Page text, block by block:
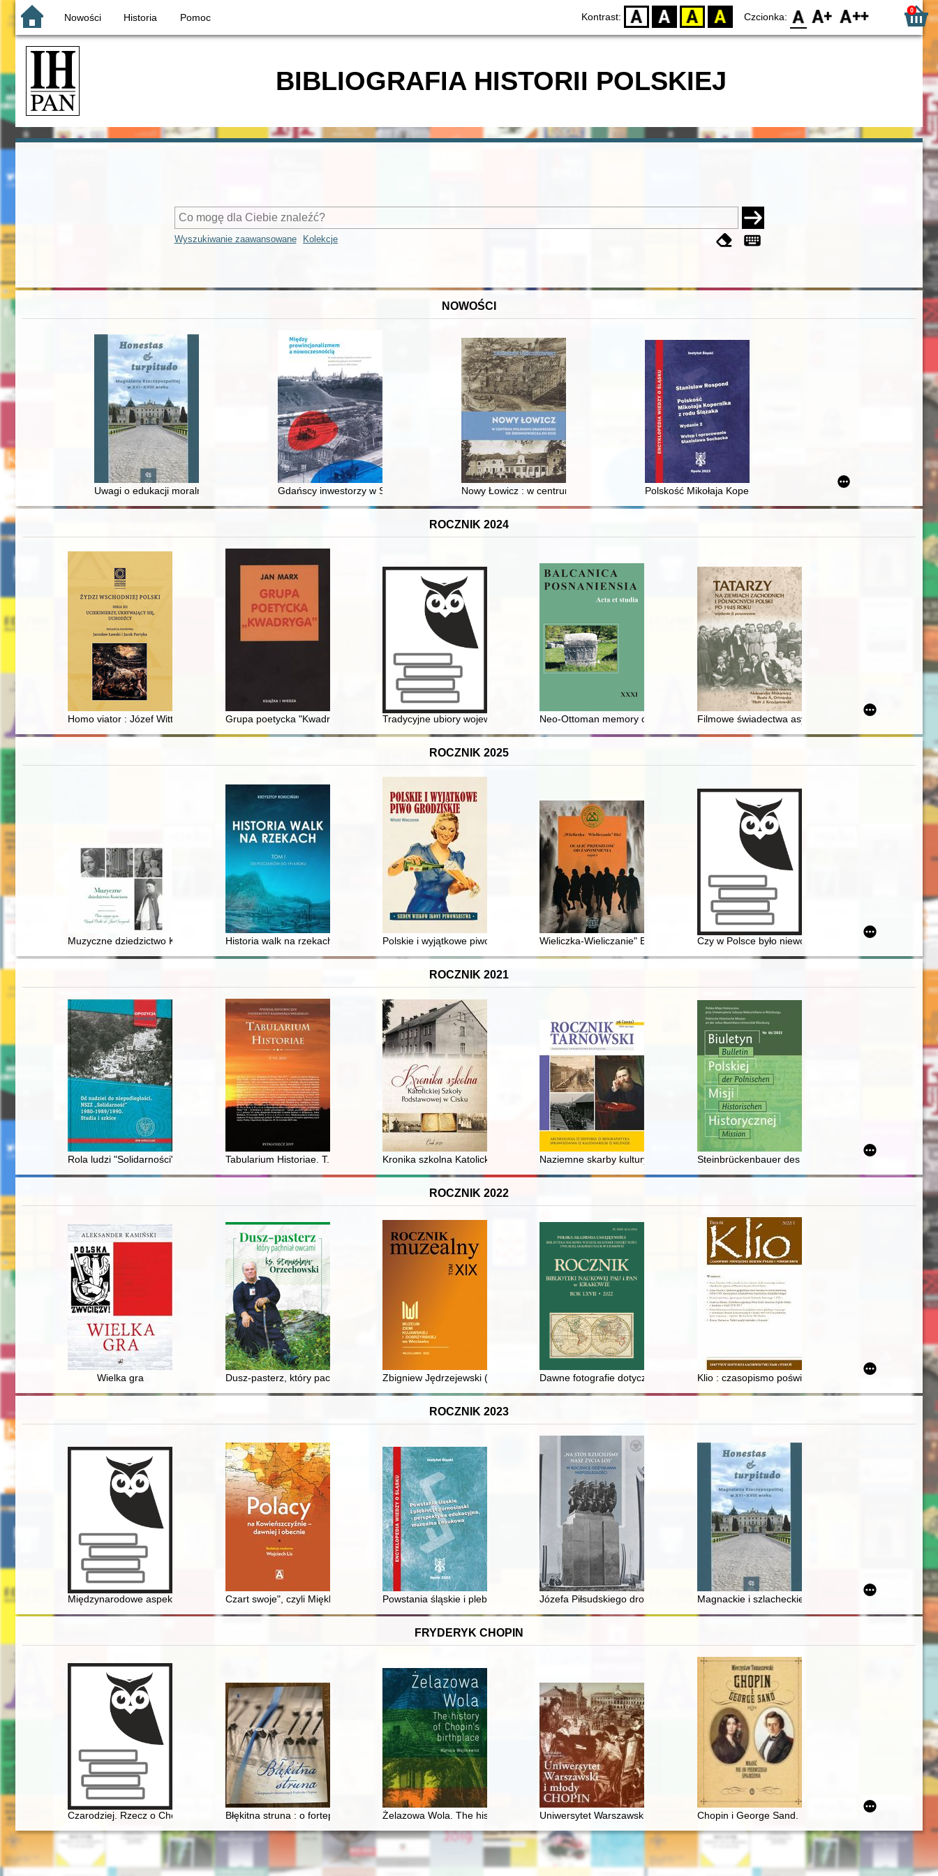
Nowości Historia Pomoc Kontrast: D BW YB BY Czcionka: F0 F1 F2 0
BIBLIOGRAFIA HISTORII POLSKIEJ
Wyszukiwanie zaawansowane Kolekcje
NOWOŚCI
Uwagi o edukacji moralnej synów szlacheckich w XVI-wiecznej RzeczypospolitejGdańscy inwestorzy w Sopocie : prestiż finansowy i towarzyski lokalnego mieszczaństwa w 2. poł. XIX w
Nowy Łowicz : w centrum poligonu drawskiego od średniowiecza do dziś
Polskość Mikołaja Kopernika z rodu Ślązaka
ROCZNIK 2024
Homo viator : Józef Wittlin - podróżnik, banita, uciekinier
Grupa poetycka "Kwadryga" Tradycyjne ubiory województwa mazowieckiego = Traditional clothes of the Mazowieckie Voivodeship
Neo-Ottoman memory of "New Turkey"Filmowe świadectwa asymilacji i patriotyzmu
ROCZNIK 2025
Muzyczne dziedzictwo Kościana : pieśń mojego życia : ksiądz prałat dr Józef Surzyński
Historia walk na rzekach. T. 1, Polskie i wyjątkowe piwo grodziskie : siedem wieków ikony piwowarstwa
Wieliczka-Wieliczanie" Bis! : ocalić przeszłość od zapomnienia. Cz. 1
Czy w Polsce było niewolnictwo? : debata
ROCZNIK 2021
Rola ludzi "Solidarności" w procesie tworzenia systemu partyjnego III Rzeczypospolitej (1989-2001)
Tabularium Historiae. T. 6 (2019) Kronika szkolna Katolickiej Szkoły Podstawowej w Cisku
Naziemne skarby kultury - recenzja]Steinbrückenbauer des lateinischen Europas (11.-
ROCZNIK 2022
Wielka gra Dusz-pasterz, który pachniał owcami : ks. Stanisław Orzechowski
Zbigniew Jędrzejewski (1945-2022) Dawne fotografie dotyczące życia i twórczości Jana Matejki w zbiorach Archiwum
Klio : czasopismo poświęcone dziejom Polski i
ROCZNIK 2023
Międzynarodowe aspekty toruńskich obchodów jubileuszu 500-lecia urodzin Mikołaja Kopernika w roku 1973 : wybrane wydarzenia = International aspects of the celebrations of the 500th
Czart swoje", czyli Miękka eksterminacja Polaków na Litwie KowieńskiejPowstania śląskie i plebiscyt z 20 marca 1921 roku w edukacji historycznej "anno domini" 2022
Józefa Piłsudskiego droga na Sybir w 1887 roku i tzw. list gończy za "państwowym
Magnackie i szlacheckie elity Rzeczypospolitej
FRYDERYK CHOPIN
Czarodziej. Rzecz o Chopinie [1810-1849]Błękitna struna : o fortepianach romantycznych Fryderyka Chopina
Żelazowa Wola. The history of Chopin's birthplaceUniwersytet Warszawski i młody ChopinChopin i George Sand. Miłość nie od pierwszego